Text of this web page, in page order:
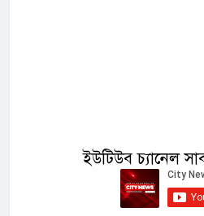
ইউটিউব চ্যানেল